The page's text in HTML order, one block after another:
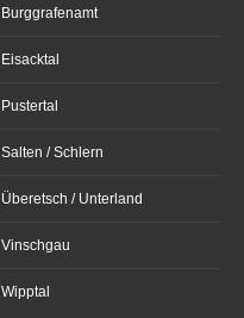
Burggrafenamt
Eisacktal
Pustertal
Salten / Schlern
Überetsch / Unterland
Vinschgau
Wipptal